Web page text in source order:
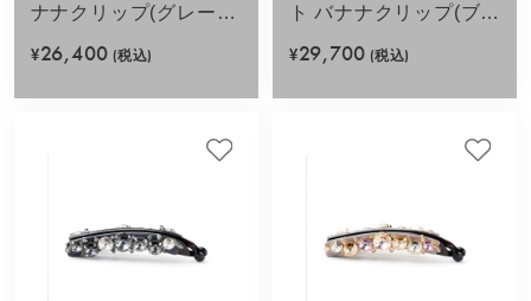
ナナクリップ(グレージ
¥26,400 (税込)
ト バナナクリップ(ブラ
¥29,700 (税込)